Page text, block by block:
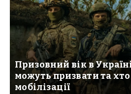
Призовний вік в
можуть призвати та
мобілізації